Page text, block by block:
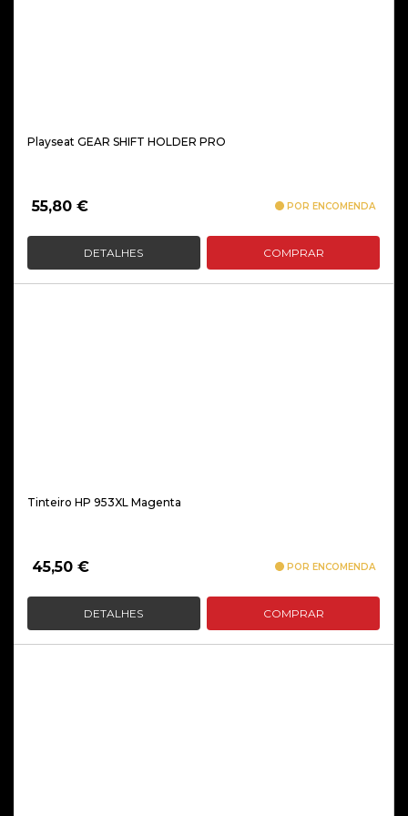
Playseat GEAR SHIFT HOLDER PRO
55,80 € POR ENCOMENDA
DETALHES COMPRAR
Tinteiro HP 953XL Magenta
45,50 € POR ENCOMENDA
DETALHES COMPRAR